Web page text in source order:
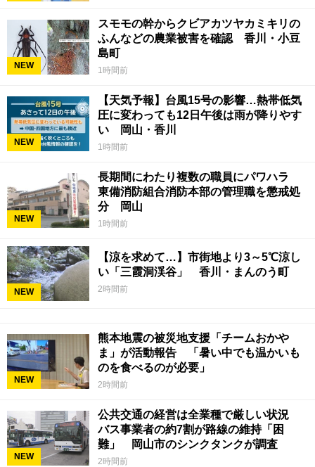
NEW
スモモの幹からクビアカツヤカミキリの
ふんなどの農業被害を確認 香川・小豆
島町
1時間前
NEW
【天気予報】台風15号の影響…熱帯低気
圧に変わっても12日午後は雨が降りやす
い 岡山・香川
1時間前
NEW
長期間にわたり複数の職員にパワハラ
東備消防組合消防本部の管理職を懲戒処
分 岡山
1時間前
NEW
【涼を求めて…】市街地より3～5℃涼し
い「三霞洞渓谷」 香川・まんのう町
2時間前
NEW
熊本地震の被災地支援「チームおかや
ま」が活動報告 「暑い中でも温かいも
のを食べるのが必要」
2時間前
NEW
公共交通の経営は全業種で厳しい状況
バス事業者の約7割が路線の維持「困
難」 岡山市のシンクタンクが調査
2時間前